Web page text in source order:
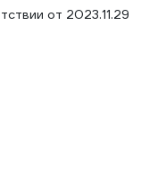
от 2023.11.29